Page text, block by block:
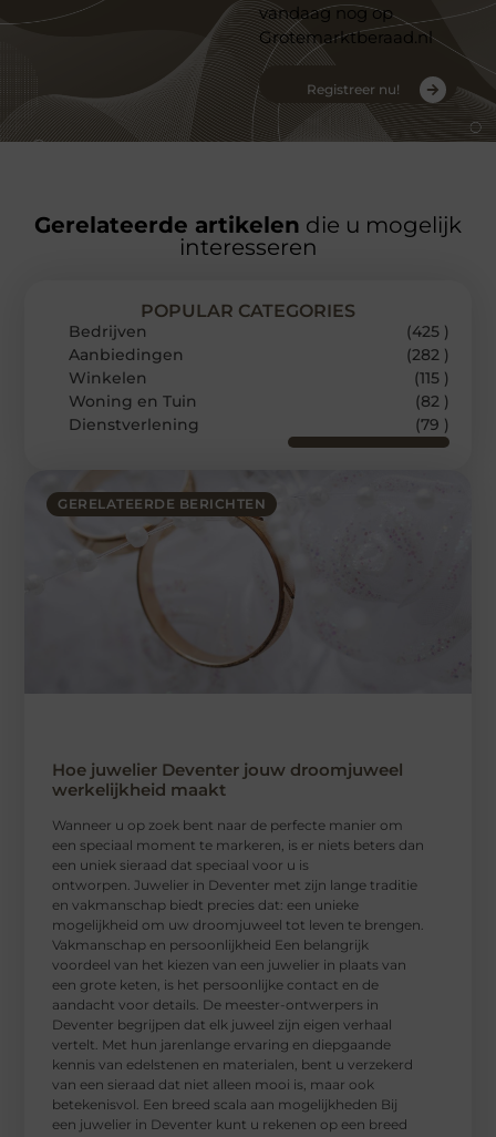
vandaag nog op
Grotemarktberaad.nl
Registreer nu!
Gerelateerde artikelen die u mogelijk
interesseren
GERELATEERDE BERICHTEN
Hoe juwelier Deventer jouw droomjuweel
werkelijkheid maakt
Wanneer u op zoek bent naar de perfecte manier om
een speciaal moment te markeren, is er niets beters dan
een uniek sieraad dat speciaal voor u is
ontworpen. Juwelier in Deventer met zijn lange traditie
en vakmanschap biedt precies dat: een unieke
mogelijkheid om uw droomjuweel tot leven te brengen.
Vakmanschap en persoonlijkheid Een belangrijk
voordeel van het kiezen van een juwelier in plaats van
een grote keten, is het persoonlijke contact en de
aandacht voor details. De meester-ontwerpers in
Deventer begrijpen dat elk juweel zijn eigen verhaal
vertelt. Met hun jarenlange ervaring en diepgaande
kennis van edelstenen en materialen, bent u verzekerd
van een sieraad dat niet alleen mooi is, maar ook
betekenisvol. Een breed scala aan mogelijkheden Bij
een juwelier in Deventer kunt u rekenen op een breed
POPULAR CATEGORIES
Bedrijven
(425 )
Aanbiedingen
(282 )
Winkelen
(115 )
Woning en Tuin
(82 )
Dienstverlening
(79 )